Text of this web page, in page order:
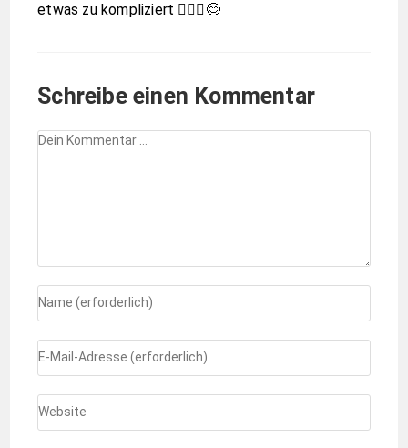
etwas zu kompliziert 🤷🏻‍♀️😊
Schreibe einen Kommentar